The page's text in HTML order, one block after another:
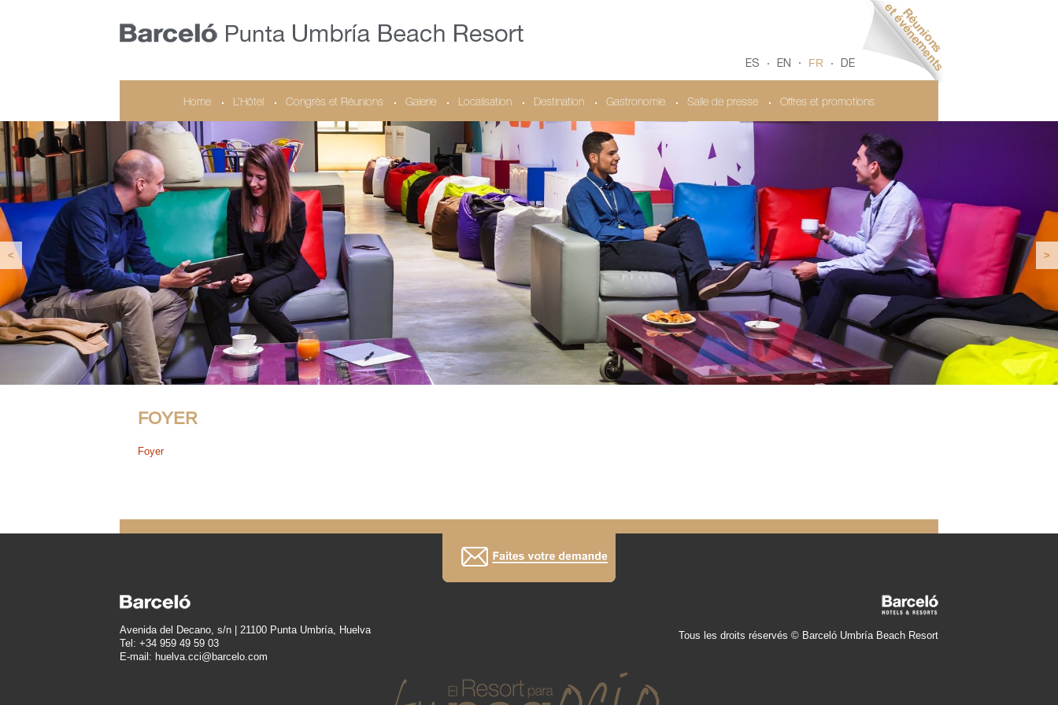
ES EN FR DE
Home L’Hôtel Congrès et Réunions Galerie Localisation Destination Gastronomie Salle de presse Offres et promotions
< >
FOYER
Foyer
Avenida del Decano, s/n | 21100 Punta Umbría, Huelva
Tel: +34 959 49 59 03
E-mail: huelva.cci@barcelo.com
Tous les droits réservés © Barceló Umbría Beach Resort